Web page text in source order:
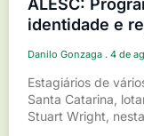
ALESC:
identidade e
Danilo Gonzaga 4 de
Estagiários de
Santa Catarina,
Stuart Wright,